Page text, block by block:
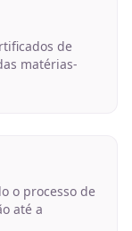
de
matérias-
o processo de
até a